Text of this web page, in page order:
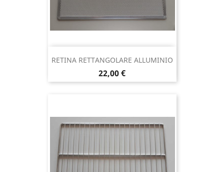
RETINA RETTANGOLARE ALLUMINIO
Prezzo
22,00 €